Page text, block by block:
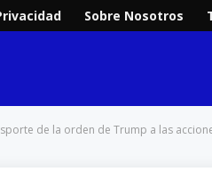
Sobre Nosotros
de la orden de Trump a las